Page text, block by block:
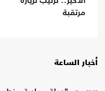
مرتقبة
أخبار الساعة